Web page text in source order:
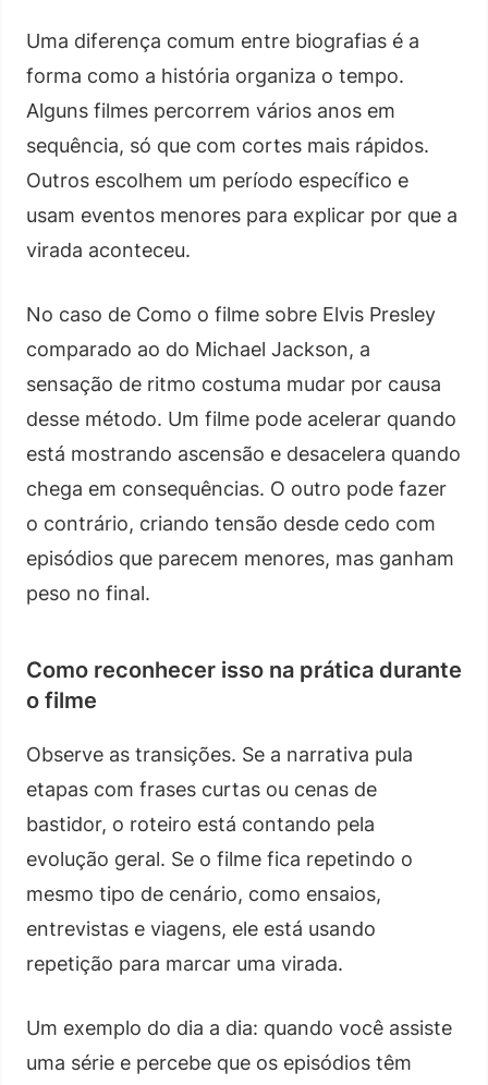
Uma diferença comum entre biografias é a
forma como a história organiza o tempo.
Alguns filmes percorrem vários anos em
sequência, só que com cortes mais rápidos.
Outros escolhem um período específico e
usam eventos menores para explicar por que a
virada aconteceu.
No caso de Como o filme sobre Elvis Presley
comparado ao do Michael Jackson, a
sensação de ritmo costuma mudar por causa
desse método. Um filme pode acelerar quando
está mostrando ascensão e desacelera quando
chega em consequências. O outro pode fazer
o contrário, criando tensão desde cedo com
episódios que parecem menores, mas ganham
peso no final.
Como reconhecer isso na prática durante
o filme
Observe as transições. Se a narrativa pula
etapas com frases curtas ou cenas de
bastidor, o roteiro está contando pela
evolução geral. Se o filme fica repetindo o
mesmo tipo de cenário, como ensaios,
entrevistas e viagens, ele está usando
repetição para marcar uma virada.
Um exemplo do dia a dia: quando você assiste
uma série e percebe que os episódios têm